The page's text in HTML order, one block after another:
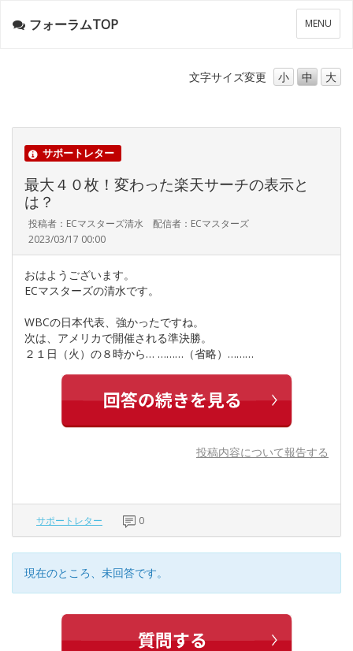
メ
ニ
ー
MENU
フォーラムTOP
文字サイズ変更 小 中 大
サポートレター
最大４０枚！変わった楽天サーチの表示と
は？
投稿者：ECマスターズ清水 配信者：ECマスターズ
2023/03/17 00:00
おはようございます。
ECマスターズの清水です。
WBCの日本代表、強かったですね。
次は、アメリカで開催される準決勝。
２１日（火）の８時から… ………（省略）………
投稿内容について報告する
サポートレター 0
現在のところ、未回答です。